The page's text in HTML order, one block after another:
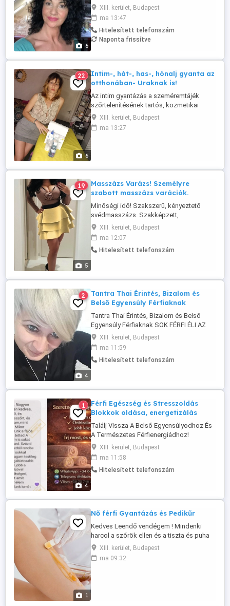
6
sorban az erősebb masszázst részesítik
előnyben. Sok éves gyakorlattal ,szakmai
tapasztalattal rendelkezem és szeretem
amit csinálok.Nem rég,új masszázzsal
bővült a kínálatom!Alakformáló celluit
XIII. kerület, Budapest
ma 13:47
Hitelesített telefonszám
Naponta frissítve
6
22
Intim-, hát-, has-, hónalj gyanta az
otthonában- Uraknak is!
Az intim gyantázás a szeméremtájék
szőrtelenítésének tartós, kozmetikai
módszere, amely során a szőrszálakat
gyökerestől távolítjuk el. Főbb típusai
Bikini vonal: Csak a fehérnemű vonalán
XIII. kerület, Budapest
ma 13:27
5
19
Masszázs Varázs! Személyre
szabott masszázs varációk.
Minőségi idő! Szakszerű, kényeztető
svédmasszázs. Szakképzett,
oklevelekkel, több éves gyakorlattal
rendelkező, megbízható, magyar
masszőz vagyok. Várom igényes
vendégeimet, egy testet-lelket kényeztető,
Valamint további, változatos, ...
XIII. kerület, Budapest
ma 12:07
Hitelesített telefonszám
4
2
Tantra Thai Érintés, Bizalom és
Belső Egyensúly Férfiaknak
Tantra Thai Érintés, Bizalom és Belső
Egyensúly Férfiaknak SOK FÉRFI ÉLI AZ
ÉLETÉT ROBOTKÉNT;- mindig teljesíteni
akar, megfelelni és helytállni -.A MAI
VIRTUÁLIS VILÁG , a folyamatos kontroll
és a stressz miatt a test le blokkol, és
XIII. kerület, Budapest
ma 11:59
Hitelesített telefonszám
4
1
Férfi Egészség és Stresszoldás
Blokkok oldása, energetizálás
Találj Vissza A Belső Egyensúlyodhoz És
A Természetes Férfienergiádhoz!
Túlterheltnek érzed magad? -Elveszett a
motivációd, és a mindennapi stressz,
valamint a digitális túlterheltség
(képernyőfüggőség, ...
XIII. kerület, Budapest
ma 11:58
Hitelesített telefonszám
1
Nő férfi Gyantázás és Pedikűr
Kedves Leendő vendégem ! Mindenki
harcol a szőrök ellen és a tiszta és puha
tapintású bőrért.. Engedd meg magadnak
hogy kényeztesd a tested ami után sima
lesz és feszes.. Szalonomban végzek Női
XIII. kerület, Budapest
ma 09:32